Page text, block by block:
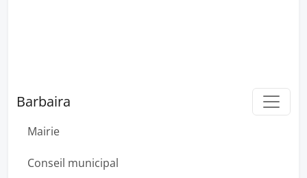
Barbaira
Mairie
Conseil municipal